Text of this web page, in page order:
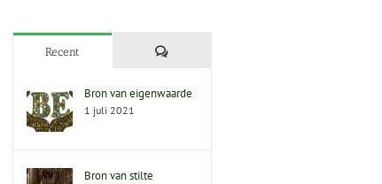
Recent Reacties
Bron van eigenwaarde
1 juli 2021
Bron van stilte